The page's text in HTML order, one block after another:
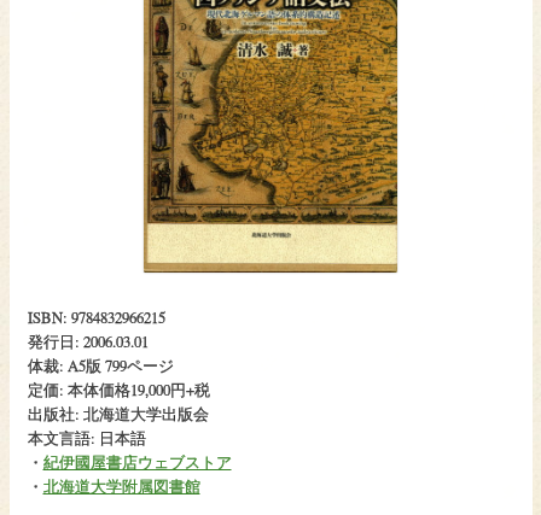
ISBN: 9784832966215
発行日: 2006.03.01
体裁: A5版 799ページ
定価: 本体価格19,000円+税
出版社: 北海道大学出版会
本文言語: 日本語
・ 紀伊國屋書店ウェブストア
・ 北海道大学附属図書館